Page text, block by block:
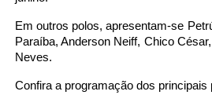
Em outros polos, apresentam-se
Paraíba, Anderson Neiff, Chico
Neves.
Confira a programação dos principais